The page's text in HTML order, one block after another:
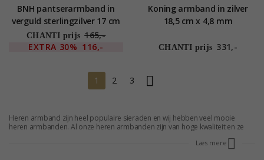
BNH pantserarmband in
verguld sterlingzilver 17 cm
x 5,4 mm
CHANTI prijs 165,-
EXTRA 30% 116,-
Koning armband in zilver
18,5 cm x 4,8 mm
CHANTI prijs 331,-
1 2 3
Heren armband zijn heel populaire sieraden en wij hebben veel mooie
heren armbanden. Al onze heren armbanden zijn van hoge kwaliteit en ze
Læs mere